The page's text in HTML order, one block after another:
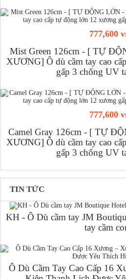
777,600
Mist Green 126cm - [ TỰ
XƯƠNG] Ô dù cầm tay cao
gấp 3 chống UV
777,600
Camel Gray 126cm - [ TỰ
XƯƠNG] Ô dù cầm tay cao
gấp 3 chống UV
TIN TỨC
KH - Ô Dù cầm tay JM
tay cầm
Ô Dù Cầm Tay Cao Cấp 16